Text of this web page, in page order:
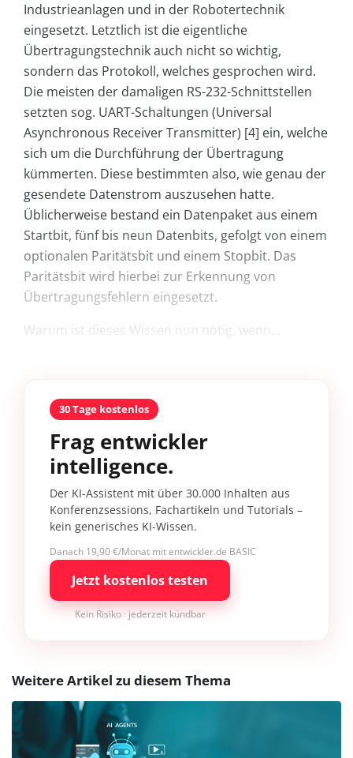
Industrieanlagen und in der Robotertechnik
eingesetzt. Letztlich ist die eigentliche
Übertragungstechnik auch nicht so wichtig,
sondern das Protokoll, welches gesprochen wird.
Die meisten der damaligen RS-232-Schnittstellen
setzten sog. UART-Schaltungen (Universal
Asynchronous Receiver Transmitter) [4] ein, welche
sich um die Durchführung der Übertragung
kümmerten. Diese bestimmten also, wie genau der
gesendete Datenstrom auszusehen hatte.
Üblicherweise bestand ein Datenpaket aus einem
Startbit, fünf bis neun Datenbits, gefolgt von einem
optionalen Paritätsbit und einem Stopbit. Das
Paritätsbit wird hierbei zur Erkennung von
Übertragungsfehlern eingesetzt.
Warum ist dieses Wissen nun nötig, wenn...
30 Tage kostenlos
Frag entwickler
intelligence.
Der KI-Assistent mit über 30.000 Inhalten aus
Konferenzsessions, Fachartikeln und Tutorials –
kein generisches KI-Wissen.
Danach 19,90 €/Monat mit entwickler.de BASIC
Jetzt kostenlos testen
Kein Risiko · jederzeit kündbar
Weitere Artikel zu diesem Thema